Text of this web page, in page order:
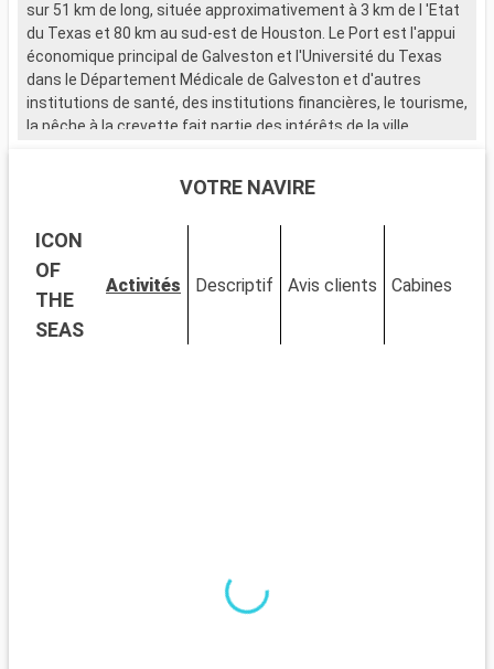
sur 51 km de long, située approximativement à 3 km de l 'Etat
du Texas et 80 km au sud-est de Houston. Le Port est l'appui
économique principal de Galveston et l'Université du Texas
dans le Département Médicale de Galveston et d'autres
institutions de santé, des institutions financières, le tourisme,
la pêche à la crevette fait partie des intérêts de la ville.
VOTRE NAVIRE
ICON
OF
THE
SEAS
Activités Descriptif Avis clients Cabines